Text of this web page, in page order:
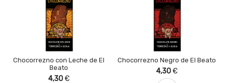
Chocorrezno con Leche de El
Beato
4,30€
Chocorrezno Negro de El Beato
4,30€